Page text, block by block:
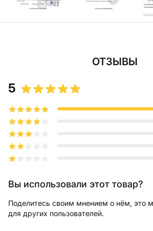
ОТЗЫВЫ
5
Вы использовали этот товар?
Поделитесь своим мнением о нём, это
для других пользователей.